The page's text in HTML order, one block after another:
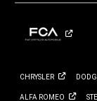
CHRYSLER
ALFA ROMEO